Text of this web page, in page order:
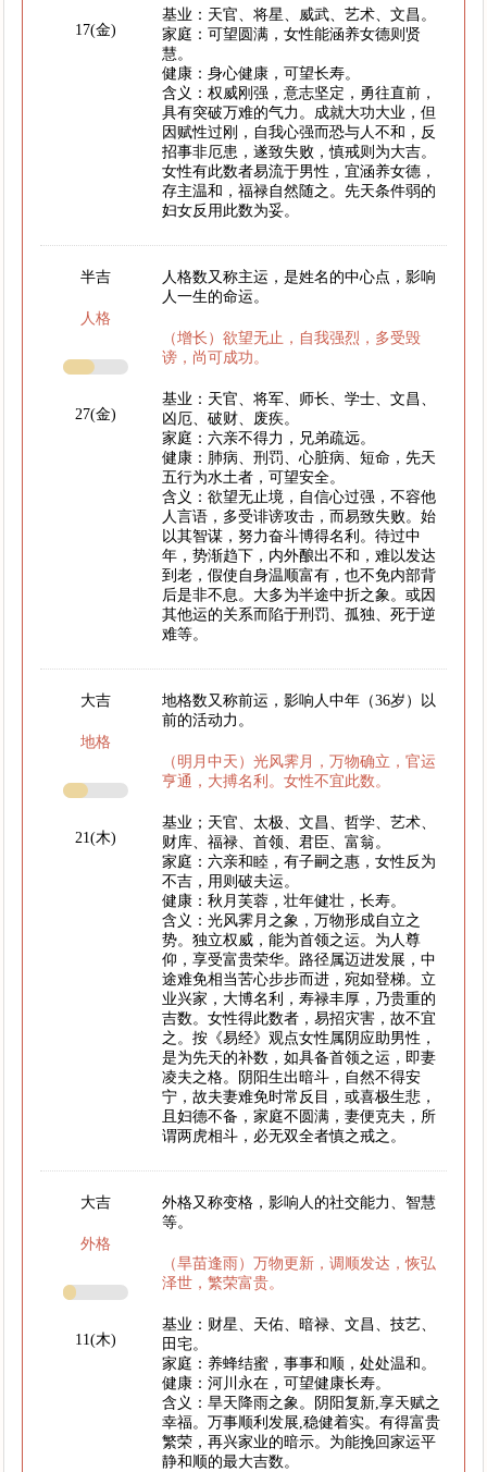
17(金)
基业：天官、将星、威武、艺术、文昌。
家庭：可望圆满，女性能涵养女德则贤
慧。
健康：身心健康，可望长寿。
含义：权威刚强，意志坚定，勇往直前，
具有突破万难的气力。成就大功大业，但
因赋性过刚，自我心强而恐与人不和，反
招事非厄患，遂致失败，慎戒则为大吉。
女性有此数者易流于男性，宜涵养女德，
存主温和，福禄自然随之。先天条件弱的
妇女反用此数为妥。
半吉
人格
27(金)
人格数又称主运，是姓名的中心点，影响
人一生的命运。
（增长）欲望无止，自我强烈，多受毁
谤，尚可成功。
基业：天官、将军、师长、学士、文昌、
凶厄、破财、废疾。
家庭：六亲不得力，兄弟疏远。
健康：肺病、刑罚、心脏病、短命，先天
五行为水土者，可望安全。
含义：欲望无止境，自信心过强，不容他
人言语，多受诽谤攻击，而易致失败。始
以其智谋，努力奋斗博得名利。待过中
年，势渐趋下，内外酿出不和，难以发达
到老，假使自身温顺富有，也不免内部背
后是非不息。大多为半途中折之象。或因
其他运的关系而陷于刑罚、孤独、死于逆
难等。
大吉
地格
21(木)
地格数又称前运，影响人中年（36岁）以
前的活动力。
（明月中天）光风霁月，万物确立，官运
亨通，大搏名利。女性不宜此数。
基业；天官、太极、文昌、哲学、艺术、
财库、福禄、首领、君臣、富翁。
家庭：六亲和睦，有子嗣之惠，女性反为
不吉，用则破夫运。
健康：秋月芙蓉，壮年健壮，长寿。
含义：光风霁月之象，万物形成自立之
势。独立权威，能为首领之运。为人尊
仰，享受富贵荣华。路径属迈进发展，中
途难免相当苦心步步而进，宛如登梯。立
业兴家，大博名利，寿禄丰厚，乃贵重的
吉数。女性得此数者，易招灾害，故不宜
之。按《易经》观点女性属阴应助男性，
是为先天的补数，如具备首领之运，即妻
凌夫之格。阴阳生出暗斗，自然不得安
宁，故夫妻难免时常反目，或喜极生悲，
且妇德不备，家庭不圆满，妻便克夫，所
谓两虎相斗，必无双全者慎之戒之。
大吉
外格
11(木)
外格又称变格，影响人的社交能力、智慧
等。
（旱苗逢雨）万物更新，调顺发达，恢弘
泽世，繁荣富贵。
基业：财星、天佑、暗禄、文昌、技艺、
田宅。
家庭：养蜂结蜜，事事和顺，处处温和。
健康：河川永在，可望健康长寿。
含义：旱天降雨之象。阴阳复新,享天赋之
幸福。万事顺利发展,稳健着实。有得富贵
繁荣，再兴家业的暗示。为能挽回家运平
静和顺的最大吉数。